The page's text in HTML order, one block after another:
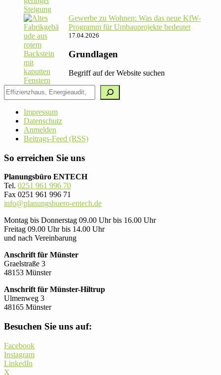
Gewerbe zu Wohnen: Was das neue KfW-
Pro­gramm für Umbau­pro­jekte bedeutet
17.04.2026
Grundlagen
Begriff auf der Website suchen
Impressum
Datenschutz
Anmelden
Beitrags-Feed (RSS)
So erreichen Sie uns
Planungsbüro ENTECH
Tel. 0251 961 996 70
Fax 0251 961 996 71
info@planungsbuero-entech.de
Montag bis Donnerstag 09.00 Uhr bis 16.00 Uhr
Freitag 09.00 Uhr bis 14.00 Uhr
und nach Vereinbarung
Anschrift für Münster
Graelstraße 3
48153 Münster
Anschrift für Münster-Hiltrup
Ulmenweg 3
48165 Münster
Besuchen Sie uns auf:
Facebook
Instagram
LinkedIn
X